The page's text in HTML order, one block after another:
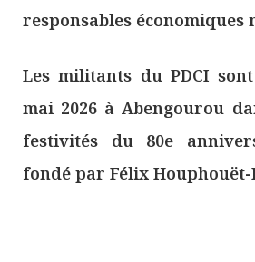
responsables économiques
Les militants du PDCI
mai 2026 à Abengourou
festivités du 80e
fondé par Félix Houphouët-